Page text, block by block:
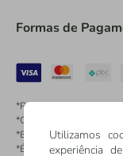
Formas de
*Pontos dos Cartões
*Cartões Sicredi
*Boleto exclusivo para
*É vedada a cobrança
Utilizamos
experiência